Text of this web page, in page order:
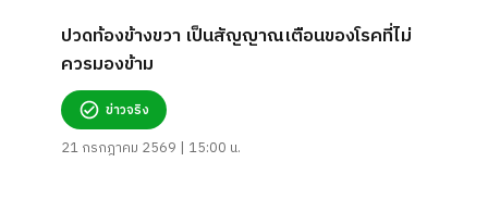
ปวดท้องข้างขวา เป็นสัญญาณเตือนของโรคที่ไม่
ควรมองข้าม
ข่าวจริง
21 กรกฎาคม 2569 | 15:00 น.